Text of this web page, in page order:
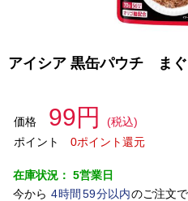
アイシア 黒缶パウチ ま
価格 99円
(税込)
ポイント
0ポイント還元
在庫状況： 5営業日
今から 4時間 59分以内のご注文